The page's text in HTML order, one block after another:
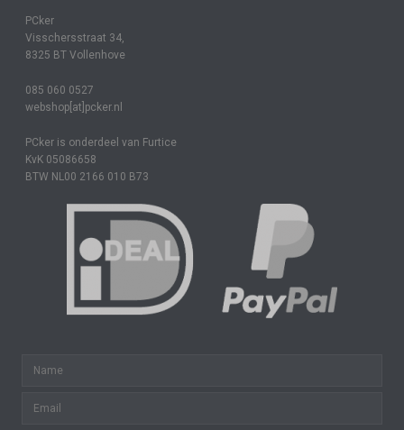
PCker
Visschersstraat 34,
8325 BT Vollenhove
085 060 0527
webshop[at]pcker.nl
PCker is onderdeel van Furtice
KvK 05086658
BTW NL00 2166 010 B73